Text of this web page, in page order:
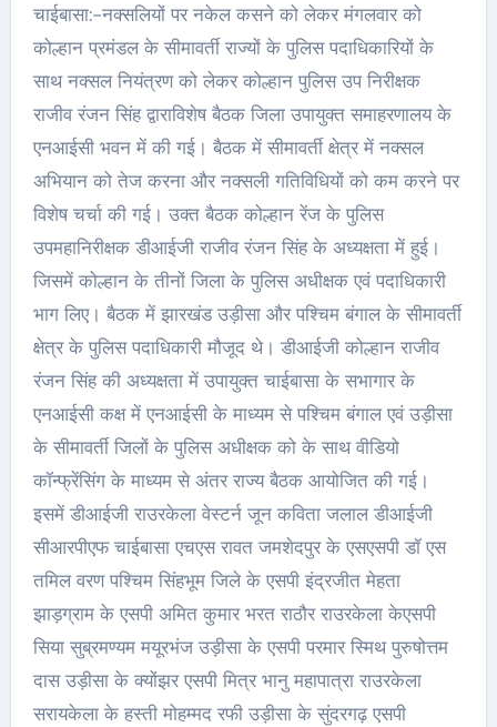
चाईबासा:-नक्सलियों पर नकेल कसने को लेकर मंगलवार को
कोल्हान प्रमंडल के सीमावर्ती राज्यों के पुलिस पदाधिकारियों के
साथ नक्सल नियंत्रण को लेकर कोल्हान पुलिस उप निरीक्षक
राजीव रंजन सिंह द्वाराविशेष बैठक जिला उपायुक्त समाहरणालय के
एनआईसी भवन में की गई। बैठक में सीमावर्ती क्षेत्र में नक्सल
अभियान को तेज करना और नक्सली गतिविधियों को कम करने पर
विशेष चर्चा की गई। उक्त बैठक कोल्हान रेंज के पुलिस
उपमहानिरीक्षक डीआईजी राजीव रंजन सिंह के अध्यक्षता में हुई।
जिसमें कोल्हान के तीनों जिला के पुलिस अधीक्षक एवं पदाधिकारी
भाग लिए। बैठक में झारखंड उड़ीसा और पश्चिम बंगाल के सीमावर्ती
क्षेत्र के पुलिस पदाधिकारी मौजूद थे। डीआईजी कोल्हान राजीव
रंजन सिंह की अध्यक्षता में उपायुक्त चाईबासा के सभागार के
एनआईसी कक्ष में एनआईसी के माध्यम से पश्चिम बंगाल एवं उड़ीसा
के सीमावर्ती जिलों के पुलिस अधीक्षक को के साथ वीडियो
कॉन्फ्रेंसिंग के माध्यम से अंतर राज्य बैठक आयोजित की गई।
इसमें डीआईजी राउरकेला वेस्टर्न जून कविता जलाल डीआईजी
सीआरपीएफ चाईबासा एचएस रावत जमशेदपुर के एसएसपी डॉ एस
तमिल वरण पश्चिम सिंहभूम जिले के एसपी इंद्रजीत मेहता
झाड़ग्राम के एसपी अमित कुमार भरत राठौर राउरकेला केएसपी
सिया सुब्रमण्यम मयूरभंज उड़ीसा के एसपी परमार स्मिथ पुरुषोत्तम
दास उड़ीसा के क्योंझर एसपी मित्र भानु महापात्रा राउरकेला
सरायकेला के हस्ती मोहम्मद रफी उड़ीसा के सुंदरगढ़ एसपी